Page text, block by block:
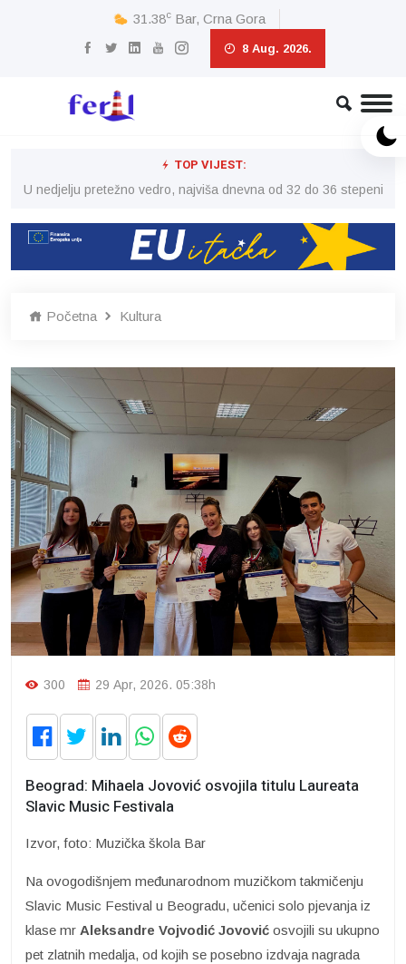
31.38c Bar, Crna Gora
8 Aug. 2026.
TOP VIJEST:
U nedjelju pretežno vedro, najviša dnevna od 32 do 36 stepeni
Početna Kultura
300 29 Apr, 2026. 05:38h
Beograd: Mihaela Jovović osvojila titulu Laureata
Slavic Music Festivala
Izvor, foto: Muzička škola Bar
Na ovogodišnjem međunarodnom muzičkom takmičenju
Slavic Music Festival u Beogradu, učenici solo pjevanja iz
klase mr Aleksandre Vojvodić Jovović osvojili su ukupno
pet zlatnih medalja, od kojih se posebno izdvaja nagrada